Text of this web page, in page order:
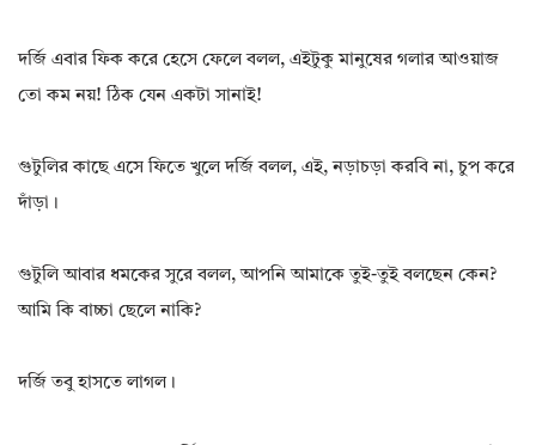
দর্জি এবার ফিক করে হেসে ফেলে বলল, এইটুকু মানুষের গলার আওয়াজ
তো কম নয়! ঠিক যেন একটা সানাই!
গুটুলির কাছে এসে ফিতে খুলে দর্জি বলল, এই, নড়াচড়া করবি না, চুপ করে
দাঁড়া।
গুটুলি আবার ধমকের সুরে বলল, আপনি আমাকে তুই-তুই বলছেন কেন?
আমি কি বাচ্চা ছেলে নাকি?
দর্জি তবু হাসতে লাগল।